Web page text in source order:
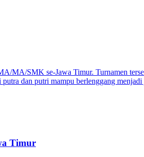
SMK se-Jawa Timur. Turnamen
dan putri mampu berlenggang
Timur